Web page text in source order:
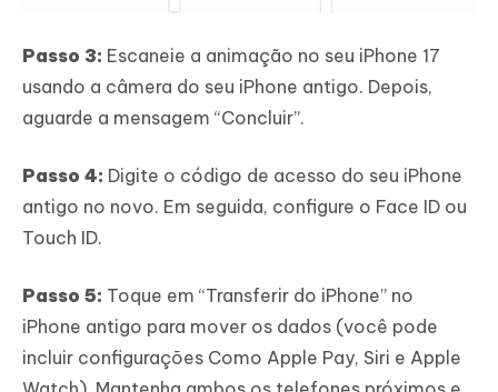
Passo 3: Escaneie a animação no seu iPhone 17
usando a câmera do seu iPhone antigo. Depois,
aguarde a mensagem “Concluir”.
Passo 4: Digite o código de acesso do seu iPhone
antigo no novo. Em seguida, configure o Face ID ou
Touch ID.
Passo 5: Toque em “Transferir do iPhone” no
iPhone antigo para mover os dados (você pode
incluir configurações Como Apple Pay, Siri e Apple